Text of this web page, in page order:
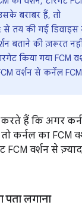
बराबर हैं, तो
से तय की गई डिवाइस
बताने की ज़रूरत
किया गया FCM
वर्शन से कर्नेल
हैं कि अगर
कर्नल का FCM
वर्शन से
पता लगाना